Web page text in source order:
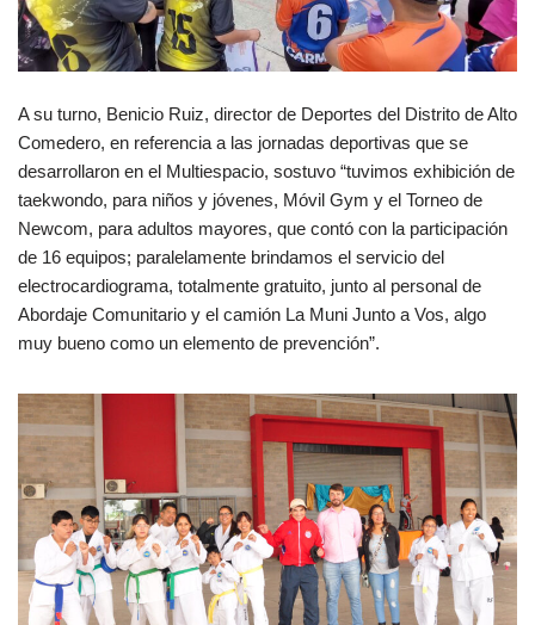
A su turno, Benicio Ruiz, director de Deportes del Distrito de Alto
Comedero, en referencia a las jornadas deportivas que se
desarrollaron en el Multiespacio, sostuvo “tuvimos exhibición de
taekwondo, para niños y jóvenes, Móvil Gym y el Torneo de
Newcom, para adultos mayores, que contó con la participación
de 16 equipos; paralelamente brindamos el servicio del
electrocardiograma, totalmente gratuito, junto al personal de
Abordaje Comunitario y el camión La Muni Junto a Vos, algo
muy bueno como un elemento de prevención”.